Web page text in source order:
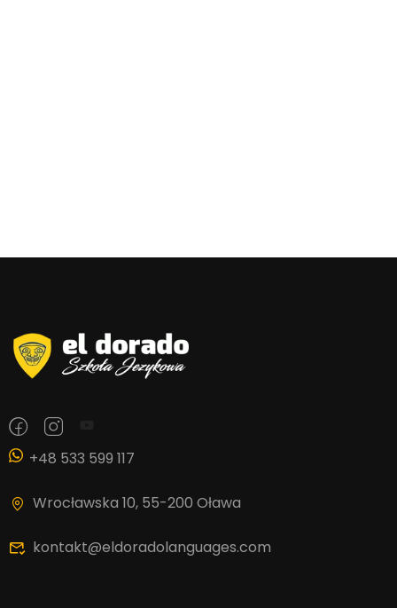
+48 533 599 117
Wrocławska 10, 55-200 Oława
kontakt@eldoradolanguages.com